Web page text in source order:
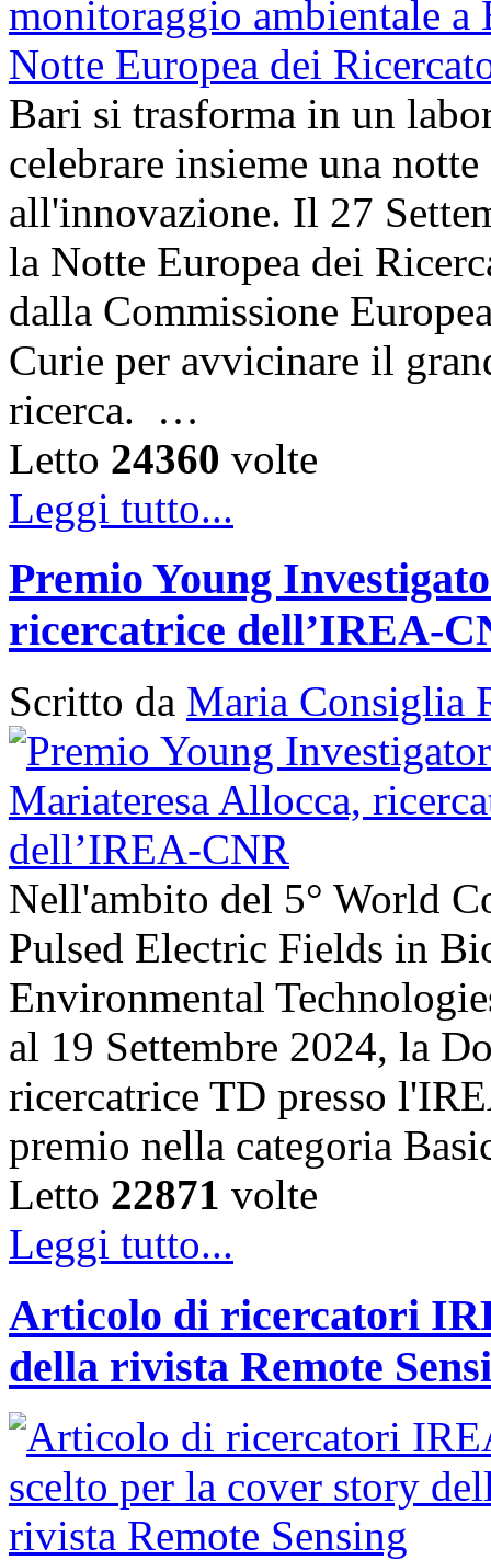
Bari si trasforma in un
celebrare insieme una
all'innovazione. Il 27
la Notte Europea dei
dalla Commissione
Curie per avvicinare il
ricerca. …
Letto 24360 volte
Leggi tutto...
Premio Young
ricercatrice dell’IREA-
Scritto da Maria Consiglia
Nell'ambito del 5° World
Pulsed Electric Fields in
Environmental
al 19 Settembre 2024, la
ricercatrice TD presso
premio nella categoria
Letto 22871 volte
Leggi tutto...
Articolo di ricercatori
della rivista Remote